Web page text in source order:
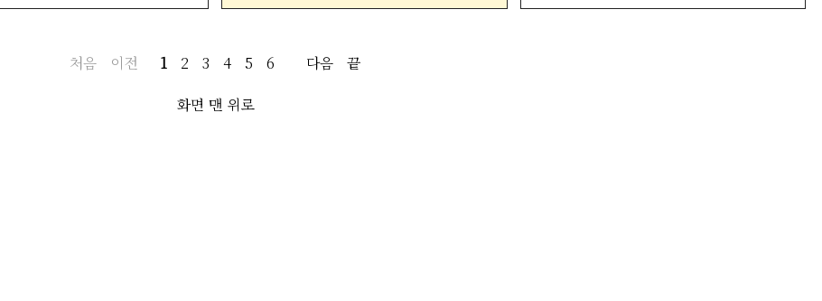
처음 이전 1 2 3 4 5 6 다음
끝
화면 맨 위로